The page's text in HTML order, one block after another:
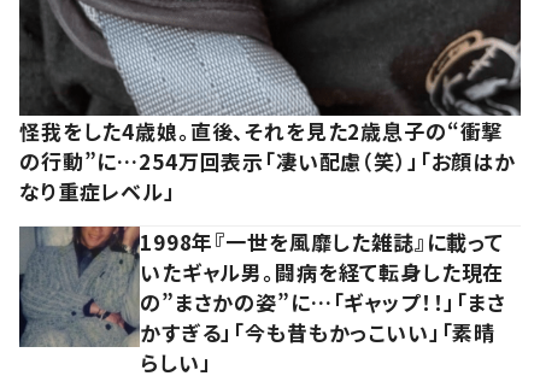
怪我をした4歳娘。直後、それを見た2歳息子の“衝撃
の行動”に…254万回表示「凄い配慮（笑）」「お顔はか
なり重症レベル」
1998年『一世を風靡した雑誌』に載って
いたギャル男。闘病を経て転身した現在
の”まさかの姿”に…「ギャップ！！」「まさ
かすぎる」「今も昔もかっこいい」「素晴
らしい」